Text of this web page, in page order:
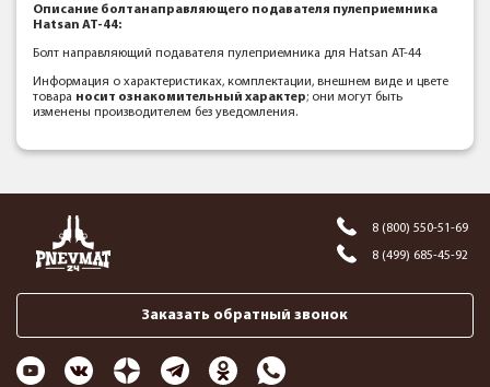
Описание болтанаправляющего подавателя пулеприемника
Hatsan AT-44:
Болт направляющий подавателя пулеприемника для Hatsan AT-44
Информация о характеристиках, комплектации, внешнем виде и цвете
товара носит ознакомительный характер; они могут быть
изменены производителем без уведомления.
8 (800) 550-51-69
8 (499) 685-45-92
Заказать обратный звонок